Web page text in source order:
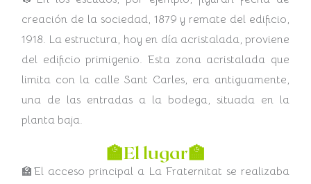
creación de la sociedad, 1879 y remate del edificio,
1918. La estructura, hoy en día acristalada, proviene
del edificio primigenio. Esta zona acristalada que
limita con la calle Sant Carles, era antiguamente,
una de las entradas a la bodega, situada en la
planta baja.
🏫El lugar🏫
🏫El acceso principal a La Fraternitat se realizaba